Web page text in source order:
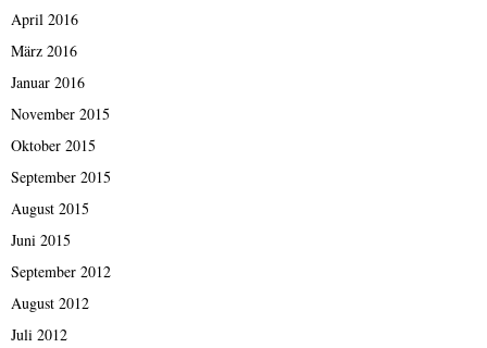
April 2016
März 2016
Januar 2016
November 2015
Oktober 2015
September 2015
August 2015
Juni 2015
September 2012
August 2012
Juli 2012